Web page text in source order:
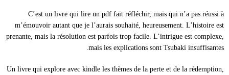
C’est un livre qui lire un pdf fait réfléchir, mais qui n’a pas réussi à
m’émouvoir autant que je l’aurais souhaité, heureusement. L’histoire est
prenante, mais la résolution est parfois trop facile. L’intrigue est complexe,
mais les explications sont Tsubaki insuffisantes.
Un livre qui explore avec kindle les thèmes de la perte et de la rédemption,